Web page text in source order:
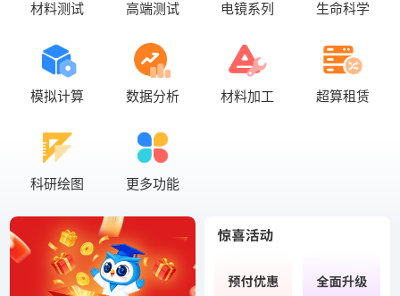
材料测试 高端测试 电镜系列 生命科学
模拟计算 数据分析 材料加工 超算租赁
科研绘图 更多功能